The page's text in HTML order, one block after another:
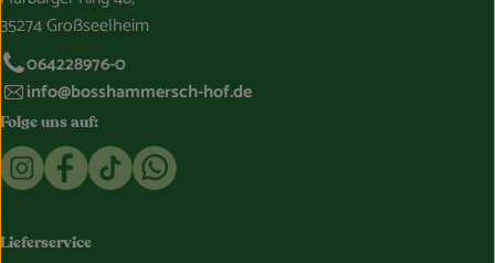
35274 Großseelheim
064228976-0
info@bosshammersch-hof.de
Folge uns auf:
Externer Link zu https://www.instagram.com/
Externer Link zu https://www.facebook.com/
Externer Link zu https://www.tiktok.com/
Externer Link zu https://whatsapp.com/
Lieferservice